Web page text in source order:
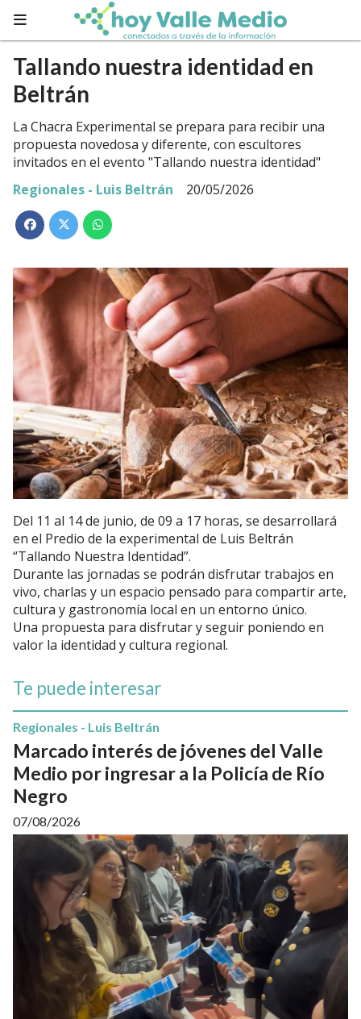
Tallando nuestra identidad en
Beltrán
La Chacra Experimental se prepara para recibir una
propuesta novedosa y diferente, con escultores
invitados en el evento "Tallando nuestra identidad"
Regionales - Luis Beltrán
20/05/2026
Del 11 al 14 de junio, de 09 a 17 horas, se desarrollará
en el Predio de la experimental de Luis Beltrán
“Tallando Nuestra Identidad”.
Durante las jornadas se podrán disfrutar trabajos en
vivo, charlas y un espacio pensado para compartir arte,
cultura y gastronomía local en un entorno único.
Una propuesta para disfrutar y seguir poniendo en
valor la identidad y cultura regional.
Te puede interesar
Marcado interés de jóvenes del Valle
Medio por ingresar a la Policía de Río
Negro
Regionales - Luis Beltrán
07/08/2026